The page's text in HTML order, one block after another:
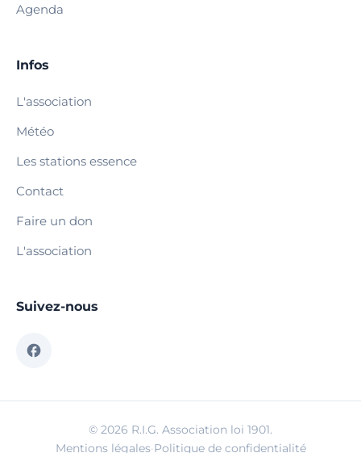
Agenda
Infos
L'association
Météo
Les stations essence
Contact
Faire un don
L'association
Suivez-nous
© 2026 R.I.G. Association loi 1901.
Mentions légales·Politique de confidentialité